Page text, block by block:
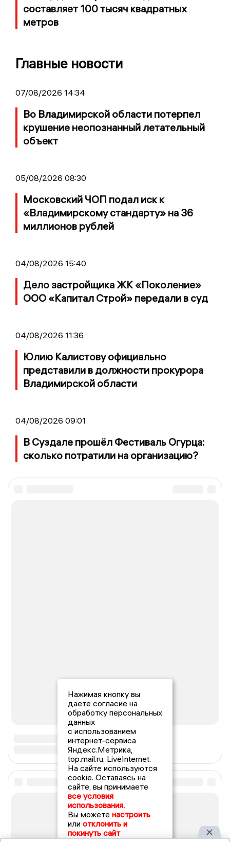
составляет 100 тысяч квадратных
метров
Главные новости
07/08/2026 14:34
Во Владимирской области потерпел
крушение неопознанный летательный
объект
05/08/2026 08:30
Московский ЧОП подал иск к
«Владимирскому стандарту» на 36
миллионов рублей
04/08/2026 15:40
Дело застройщика ЖК «Поколение»
ООО «Капитал Строй» передали в суд
04/08/2026 11:36
Юлию Калистову официально
представили в должности прокурора
Владимирской области
04/08/2026 09:01
В Суздале прошёл Фестиваль Огурца:
сколько потратили на организацию?
Нажимая кнопку вы
даете согласие на
обработку персональных
данных
с использованием
интернет-сервиса
Яндекс.Метрика,
top.mail.ru, LiveInternet.
На сайте используются
cookie. Оставаясь на
сайте, вы принимаете
все условия
использования.
Вы можете настроить
или отклонить и
покинуть сайт